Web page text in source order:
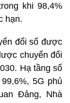
khi 98,4%
hạn.
đổi số được
chuyển đổi
Hạ tầng số
5G phủ
Đảng, Nhà